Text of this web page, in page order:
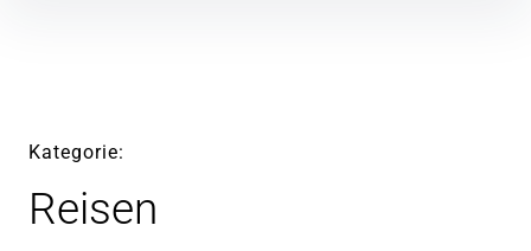
Kategorie
Reisen